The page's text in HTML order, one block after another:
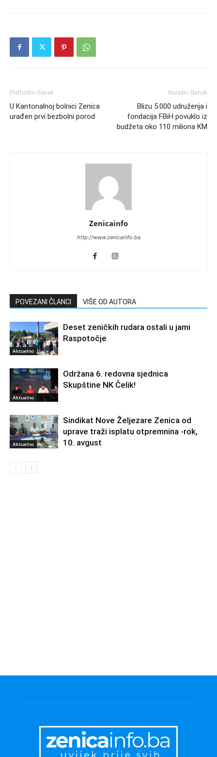
Prethodni članak
U Kantonalnoj bolnici Zenica
urađen prvi bezbolni porod
Naredni članak
Blizu 5.000 udruženja i
fondacija FBiH povuklo iz
budžeta oko 110 miliona KM
Zenicainfo
http://www.zenicainfo.ba
POVEZANI ČLANCI VIŠE OD AUTORA
Aktuelno
Deset zeničkih rudara ostali u jami
Raspotočje
Aktuelno
Održana 6. redovna sjednica
Skupštine NK Čelik!
Aktuelno
Sindikat Nove Željezare Zenica od
uprave traži isplatu otpremnina -rok,
10. avgust